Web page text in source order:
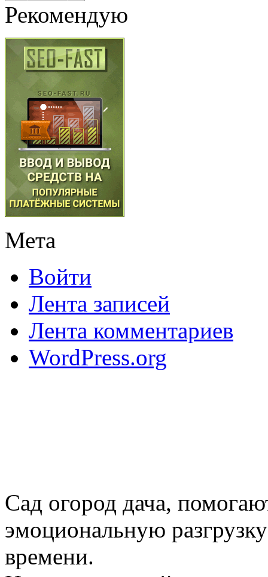
Рекомендую
Мета
Войти
Лента записей
Лента комментариев
WordPress.org
Сад огород дача,
эмоциональную
времени.